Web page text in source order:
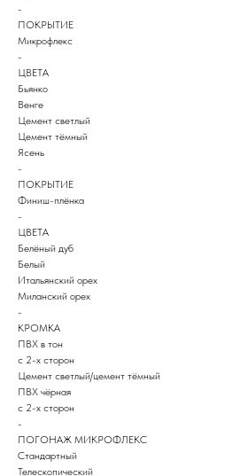
-
ПОКРЫТИЕ
Микрофлекс
-
ЦВЕТА
Бьянко
Венге
Цемент светлый
Цемент тёмный
Ясень
-
ПОКРЫТИЕ
Финиш-плёнка
-
ЦВЕТА
Белёный дуб
Белый
Итальянский орех
Миланский орех
-
КРОМКА
ПВХ в тон
с 2-х сторон
Цемент светлый/цемент тёмный
ПВХ чёрная
с 2-х сторон
-
ПОГОНАЖ МИКРОФЛЕКС
Стандартный
Телескопический